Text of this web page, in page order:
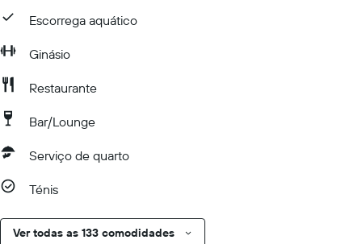
Escorrega aquático
Ginásio
Restaurante
Bar/Lounge
Serviço de quarto
Ténis
Ver todas as 133 comodidades